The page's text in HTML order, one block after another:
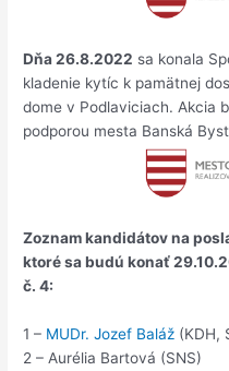
Dňa 26.8.2022 sa konala
kladenie kytíc k pamätnej
dome v Podlaviciach. Akcia
podporou mesta Banská
Zoznam kandidátov na
ktoré sa budú konať
č. 4:
1 – MUDr. Jozef Baláž (KDH,
2 – Aurélia Bartová (SNS)